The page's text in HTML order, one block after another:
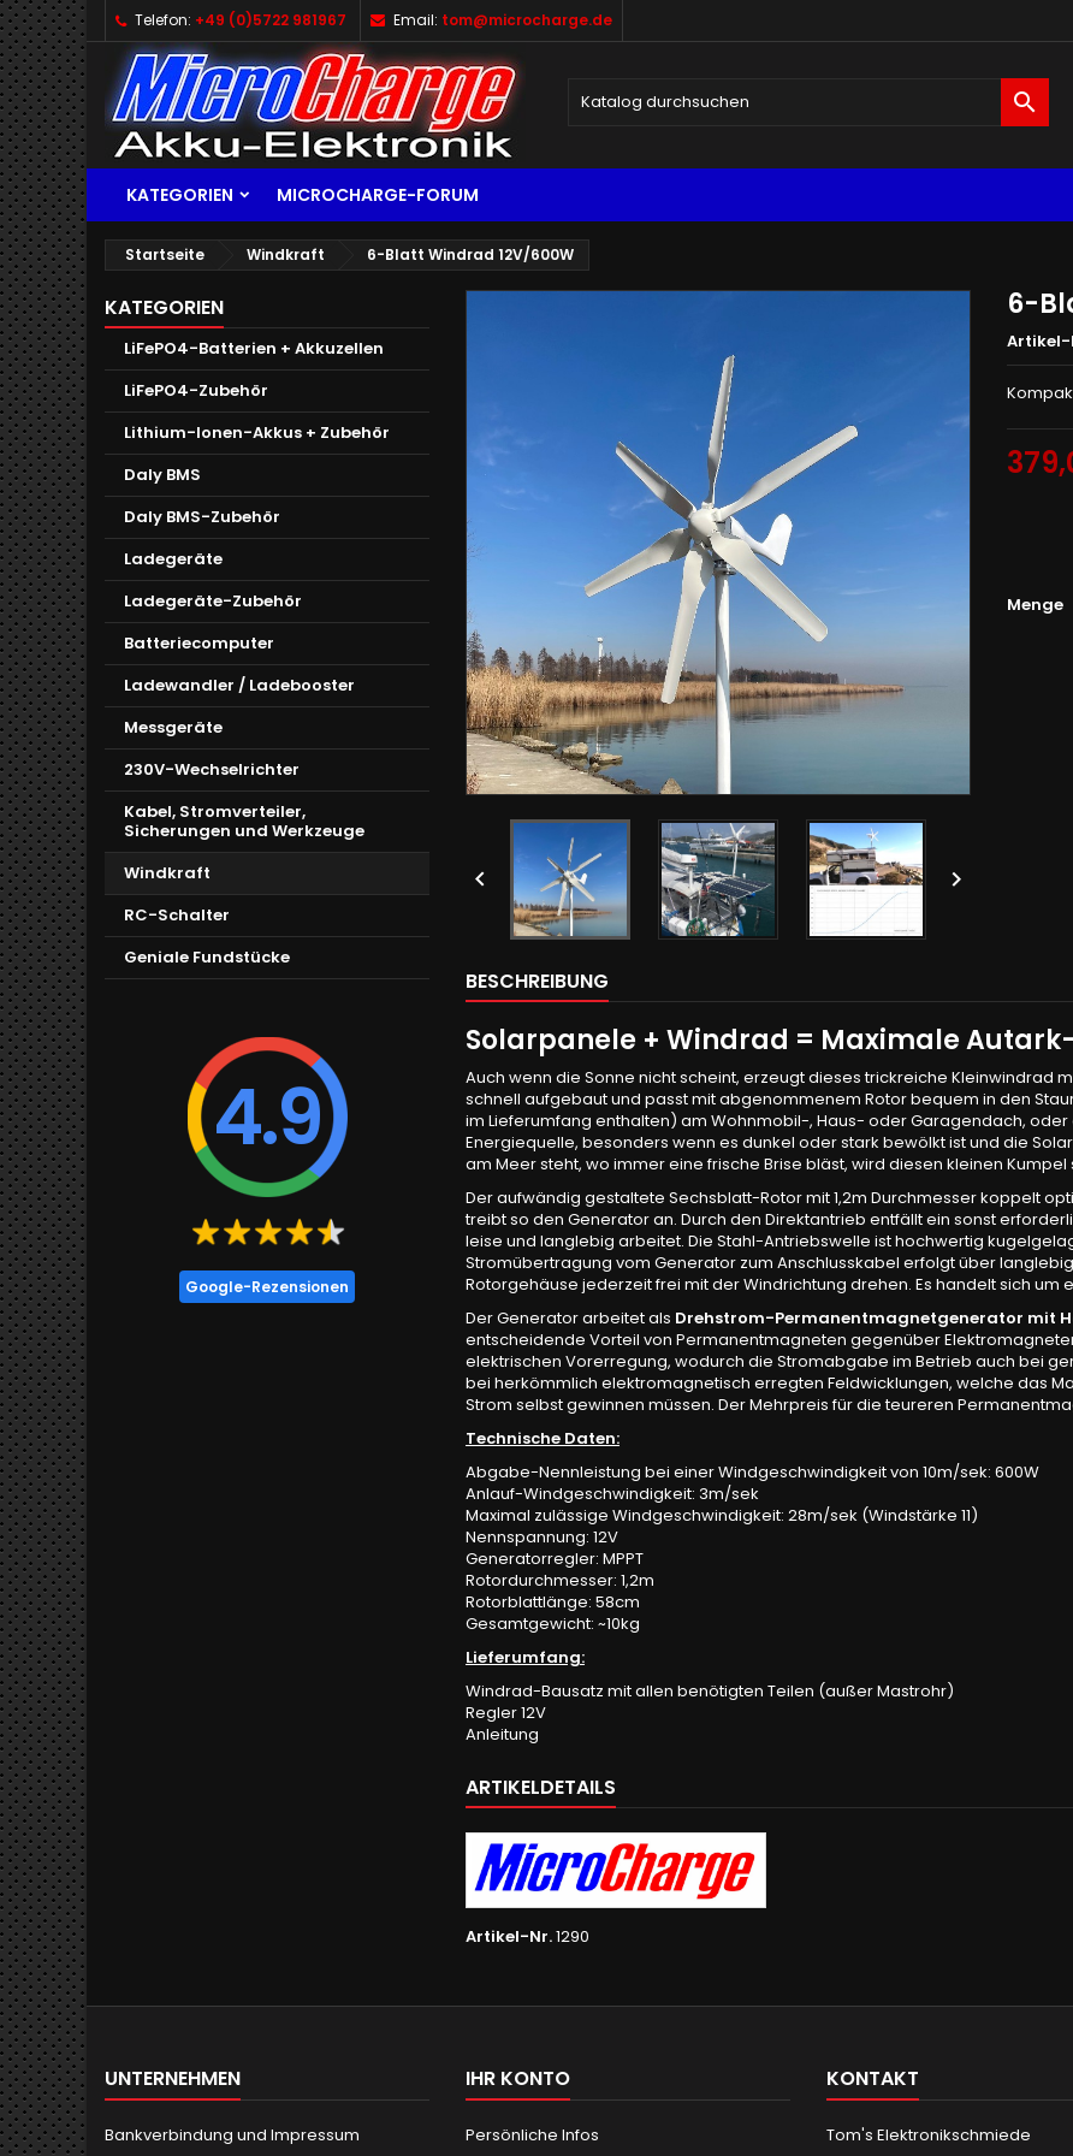
Telefon: +49 (0)5722 981967 Email: tom@microcharge.de

KATEGORIEN MICROCHARGE-FORUM
Startseite Windkraft 6-Blatt Windrad 12V/600W
KATEGORIEN
LiFePO4-Batterien + Akkuzellen
LiFePO4-Zubehör
Lithium-Ionen-Akkus + Zubehör
Daly BMS
Daly BMS-Zubehör
Ladegeräte
Ladegeräte-Zubehör
Batteriecomputer
Ladewandler / Ladebooster
Messgeräte
230V-Wechselrichter
Kabel, Stromverteiler,
Sicherungen und Werkzeuge
Windkraft
RC-Schalter
Geniale Fundstücke
4.9
Google-Rezensionen
 
6-
Artikel-
Menge
BESCHREIBUNG
Solarpanele + Windrad = Maximale
Auch wenn die Sonne nicht scheint, erzeugt dieses trickreiche Kleinwindrad
schnell aufgebaut und passt mit abgenommenem Rotor bequem in den
im Lieferumfang enthalten) am Wohnmobil-, Haus- oder Garagendach,
Energiequelle, besonders wenn es dunkel oder stark bewölkt ist und die
am Meer steht, wo immer eine frische Brise bläst, wird diesen kleinen
Der aufwändig gestaltete Sechsblatt-Rotor mit 1,2m Durchmesser koppelt
treibt so den Generator an. Durch den Direktantrieb entfällt ein sonst
leise und langlebig arbeitet. Die Stahl-Antriebswelle ist hochwertig
Stromübertragung vom Generator zum Anschlusskabel erfolgt über
Rotorgehäuse jederzeit frei mit der Windrichtung drehen. Es handelt sich um
Der Generator arbeitet als Drehstrom-Permanentmagnetgenerator mit
entscheidende Vorteil von Permanentmagneten gegenüber
elektrischen Vorerregung, wodurch die Stromabgabe im Betrieb auch bei
bei herkömmlich elektromagnetisch erregten Feldwicklungen, welche das
Strom selbst gewinnen müssen. Der Mehrpreis für die teureren
Technische Daten:
Abgabe-Nennleistung bei einer Windgeschwindigkeit von 10m/sek: 600W
Anlauf-Windgeschwindigkeit: 3m/sek
Maximal zulässige Windgeschwindigkeit: 28m/sek (Windstärke 11)
Nennspannung: 12V
Generatorregler: MPPT
Rotordurchmesser: 1,2m
Rotorblattlänge: 58cm
Gesamtgewicht: ~10kg
Lieferumfang:
Windrad-Bausatz mit allen benötigten Teilen (außer Mastrohr)
Regler 12V
Anleitung
ARTIKELDETAILS
Artikel-Nr.1290
UNTERNEHMEN
Bankverbindung und Impressum
IHR KONTO
Persönliche Infos
KONTAKT
Tom's Elektronikschmiede